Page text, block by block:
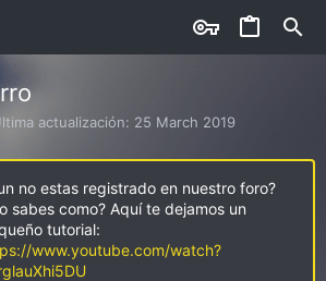
actualización: 25 March 2019
no estas registrado en nuestro foro?
sabes como? Aquí te dejamos un
tutorial:
www.youtube.com/watch?